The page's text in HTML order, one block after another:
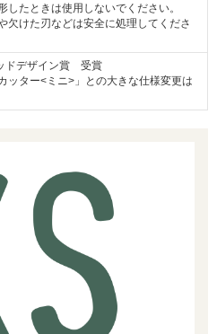
したときは使用しないでください。
欠けた刃などは安全に処理してくださ
ドデザイン賞 受賞
ッター<ミニ>」との大きな仕様変更は